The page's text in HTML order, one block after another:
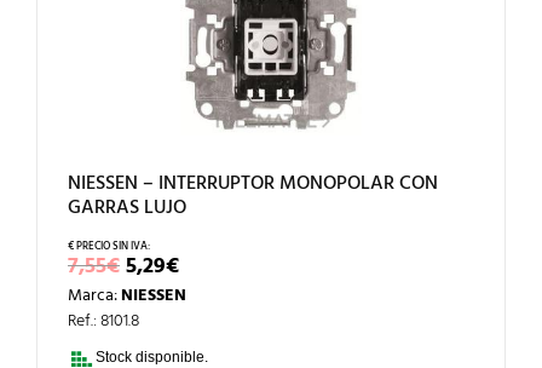
NIESSEN – INTERRUPTOR MONOPOLAR CON
GARRAS LUJO
7,55€EL
PRECIO
ORIGINAL
ERA:
7,55€.
5,29€EL
PRECIO
ACTUAL
5,29€.
Marca:NIESSEN
Ref.: 8101.8
Stock disponible.